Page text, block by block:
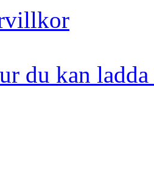
du kan